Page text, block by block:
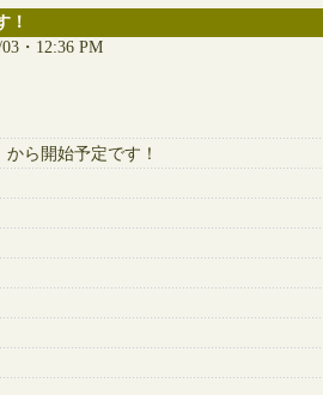
！
・12:36 PM
ら開始予定です！